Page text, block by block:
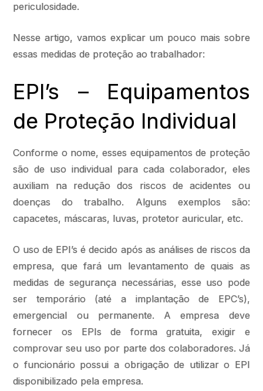
periculosidade.
Nesse artigo, vamos explicar um pouco mais sobre
essas medidas de proteção ao trabalhador:
EPI’s – Equipamentos
de Proteção Individual
Conforme o nome, esses equipamentos de proteção
são de uso individual para cada colaborador, eles
auxiliam na redução dos riscos de acidentes ou
doenças do trabalho. Alguns exemplos são:
capacetes, máscaras, luvas, protetor auricular, etc.
O uso de EPI’s é decido após as análises de riscos da
empresa, que fará um levantamento de quais as
medidas de segurança necessárias, esse uso pode
ser temporário (até a implantação de EPC’s),
emergencial ou permanente. A empresa deve
fornecer os EPIs de forma gratuita, exigir e
comprovar seu uso por parte dos colaboradores. Já
o funcionário possui a obrigação de utilizar o EPI
disponibilizado pela empresa.